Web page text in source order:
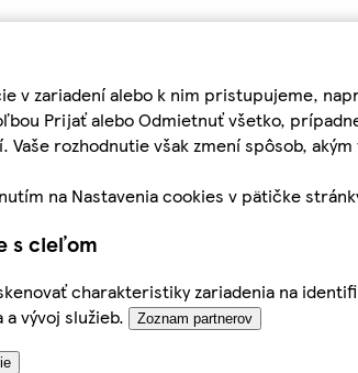
v zariadení alebo k nim pristupujeme,
Prijať alebo Odmietnuť všetko,
rozhodnutie však zmení spôsob,
na Nastavenia cookies v pätičke
s cieľom
charakteristiky zariadenia na
vývoj služieb.
Zoznam partnerov